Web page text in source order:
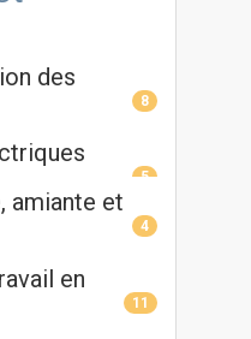
des
8
5
amiante et
4
en
11